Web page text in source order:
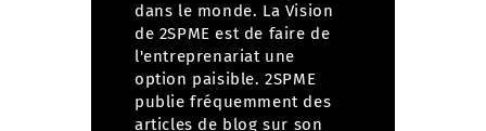
dans le monde. La Vision
de 2SPME est de faire de
l'entreprenariat une
option paisible. 2SPME
publie fréquemment des
articles de blog sur son